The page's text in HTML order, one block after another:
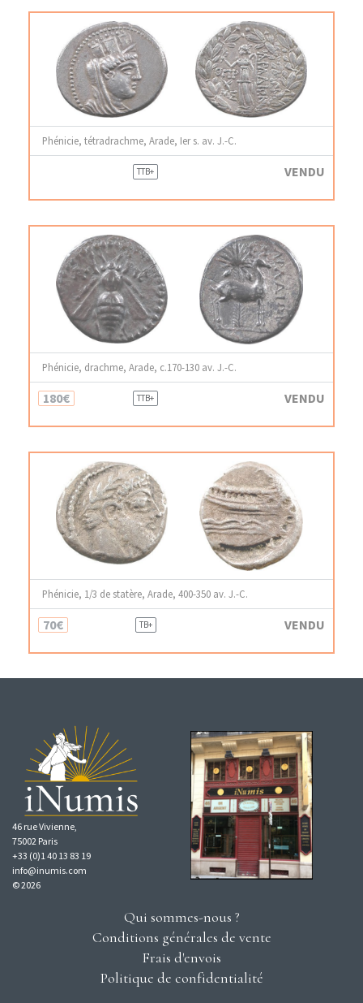
Phénicie, tétradrachme, Arade, Ier s. av. J.-C.
TTB+ VENDU
Phénicie, drachme, Arade, c.170-130 av. J.-C.
180€ TTB+ VENDU
Phénicie, 1/3 de statère, Arade, 400-350 av. J.-C.
70€ TB+ VENDU
46 rue Vivienne,
75002 Paris
+33 (0)1 40 13 83 19
info@inumis.com
© 2026
Qui sommes-nous ?
Conditions générales de vente
Frais d'envois
Politique de confidentialité